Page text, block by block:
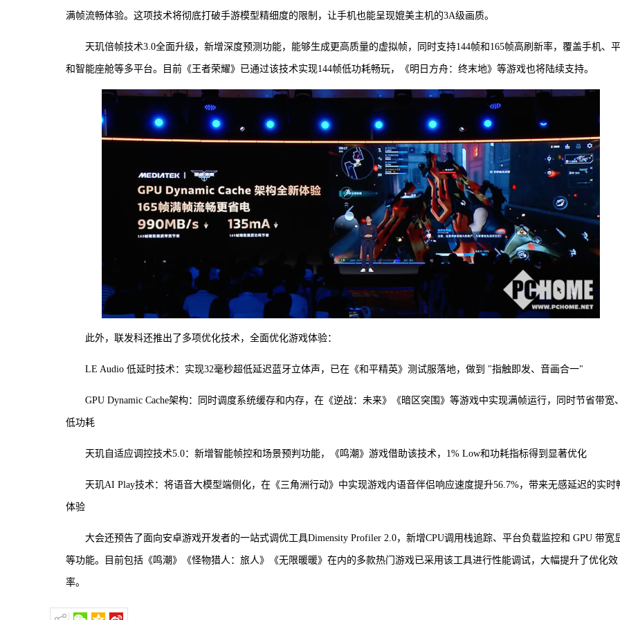
满帧流畅体验。这项技术将彻底打破手游模型精细度的限制，让手机也能呈现媲美主机的3A级画质。
天玑倍帧技术3.0全面升级，新增深度预测功能，能够生成更高质量的虚拟帧，同时支持144帧和165帧高刷新率，覆盖手机、
和智能座舱等多平台。目前《王者荣耀》已通过该技术实现144帧低功耗畅玩，《明日方舟：终末地》等游戏也将陆续支持。
此外，联发科还推出了多项优化技术，全面优化游戏体验：
LE Audio 低延时技术：实现32毫秒超低延迟蓝牙立体声，已在《和平精英》测试服落地，做到 "指触即发、音画合一"
GPU Dynamic Cache架构：同时调度系统缓存和内存，在《逆战：未来》《暗区突围》等游戏中实现满帧运行，同时节省带宽
低功耗
天玑自适应调控技术5.0：新增智能帧控和场景预判功能，《鸣潮》游戏借助该技术，1% Low和功耗指标得到显著优化
天玑AI Play技术：将语音大模型端侧化，在《三角洲行动》中实现游戏内语音伴侣响应速度提升56.7%，带来无感延迟的实时
体验
大会还预告了面向安卓游戏开发者的一站式调优工具Dimensity Profiler 2.0，新增CPU调用栈追踪、平台负载监控和 GPU 带宽
等功能。目前包括《鸣潮》《怪物猎人：旅人》《无限暖暖》在内的多款热门游戏已采用该工具进行性能调试，大幅提升了优化效
率。